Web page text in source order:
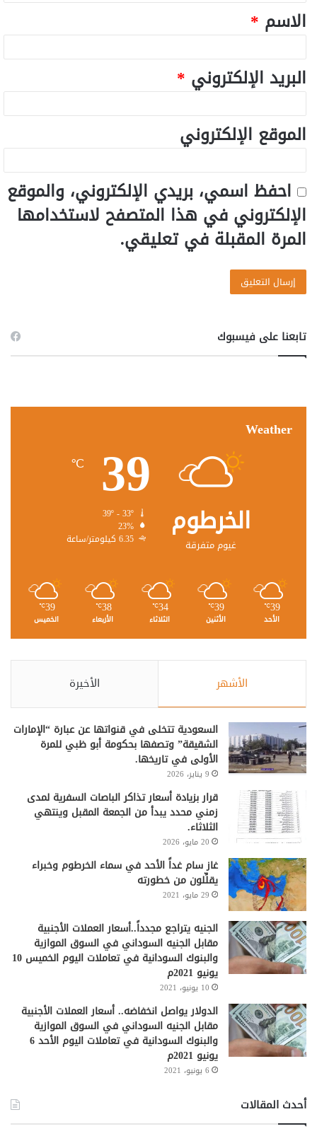
الاسم *
البريد الإلكتروني *
الموقع الإلكتروني
احفظ اسمي، بريدي الإلكتروني، والموقع
الإلكتروني في هذا المتصفح لاستخدامها
المرة المقبلة في تعليقي.
تابعنا على فيسبوك
Weather
الخرطوم
غيوم متفرقة
39
℃
23%
6.35 كيلومتر/ساعة
39
℃
الأحد
39
℃
الأثنين
34
℃
الثلاثاء
38
℃
الأربعاء
39
℃
الخميس
الأشهر الأخيرة
السعودية تتخلى في قنواتها عن عبارة “الإمارات
الشقيقة” وتصفها بحكومة أبو ظبي للمرة
الأولى في تاريخها.
9 يناير، 2026
قرار بزيادة أسعار تذاكر الباصات السفرية لمدى
زمني محدد يبدأ من الجمعة المقبل وينتهي
الثلاثاء.
20 مايو، 2026
غاز سام غداً الأحد في سماء الخرطوم وخبراء
يقلِّلون من خطورته
29 مايو، 2021
الجنيه يتراجع مجدداً..أسعار العملات الأجنبية
مقابل الجنيه السوداني في السوق الموازية
والبنوك السودانية في تعاملات اليوم الخميس 10
يونيو 2021م
10 يونيو، 2021
الدولار يواصل انخفاضه.. أسعار العملات الأجنبية
مقابل الجنيه السوداني في السوق الموازية
والبنوك السودانية في تعاملات اليوم الأحد 6
يونيو 2021م
6 يونيو، 2021
أحدث المقالات